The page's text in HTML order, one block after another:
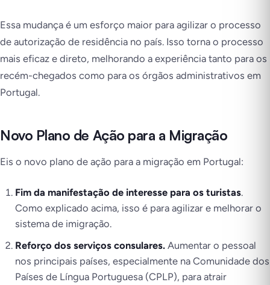
Essa mudança é um esforço maior para agilizar o processo
de autorização de residência no país. Isso torna o processo
mais eficaz e direto, melhorando a experiência tanto para os
recém-chegados como para os órgãos administrativos em
Portugal.
Novo Plano de Ação para a Migração
Eis o novo plano de ação para a migração em Portugal:
Fim da manifestação de interesse para os turistas.
Como explicado acima, isso é para agilizar e melhorar o
sistema de imigração.
Reforço dos serviços consulares.Aumentar o pessoal
nos principais países, especialmente na Comunidade dos
Países de Língua Portuguesa (CPLP), para atrair